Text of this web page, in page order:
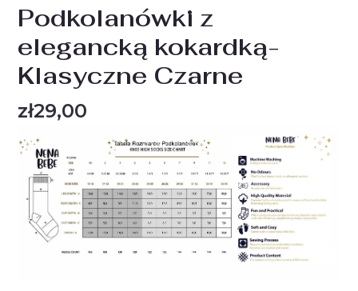
Podkolanówki z
elegancką kokardką-
Klasyczne Czarne
zł29,00